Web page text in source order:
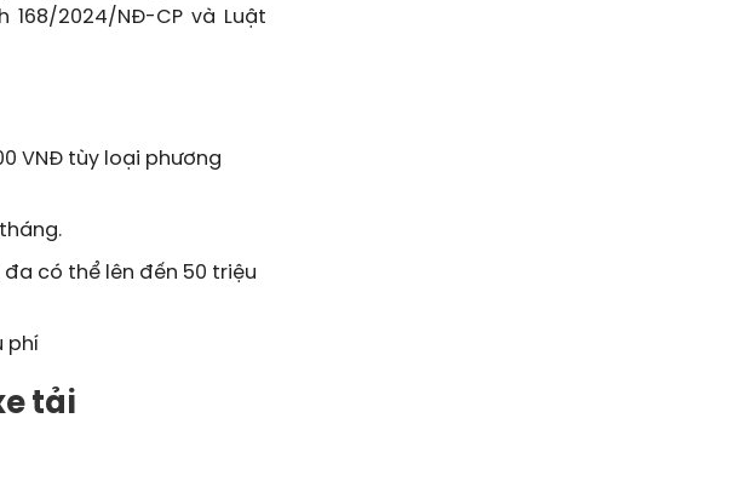
168/2024/NĐ-CP và Luật
VNĐ tùy loại phương
có thể lên đến 50 triệu
phí
tải